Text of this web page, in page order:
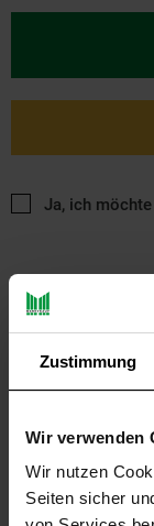
Zustimmung
Wir verwenden
Wir nutzen
Seiten sicher
Ja, ich
Payback Punkte